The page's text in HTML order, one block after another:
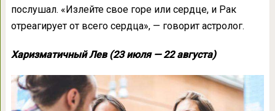
послушал. «Излейте свое горе или сердце, и Рак
отреагирует от всего сердца», — говорит астролог.
Харизматичный Лев (23 июля — 22 августа)